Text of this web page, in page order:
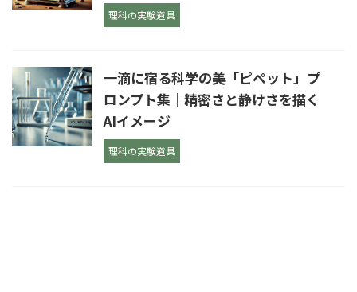
理科の実験道具
一滴に宿る科学の美「ピペット」プ
ロンプト集｜精密さと静けさを描く
AIイメージ
理科の実験道具